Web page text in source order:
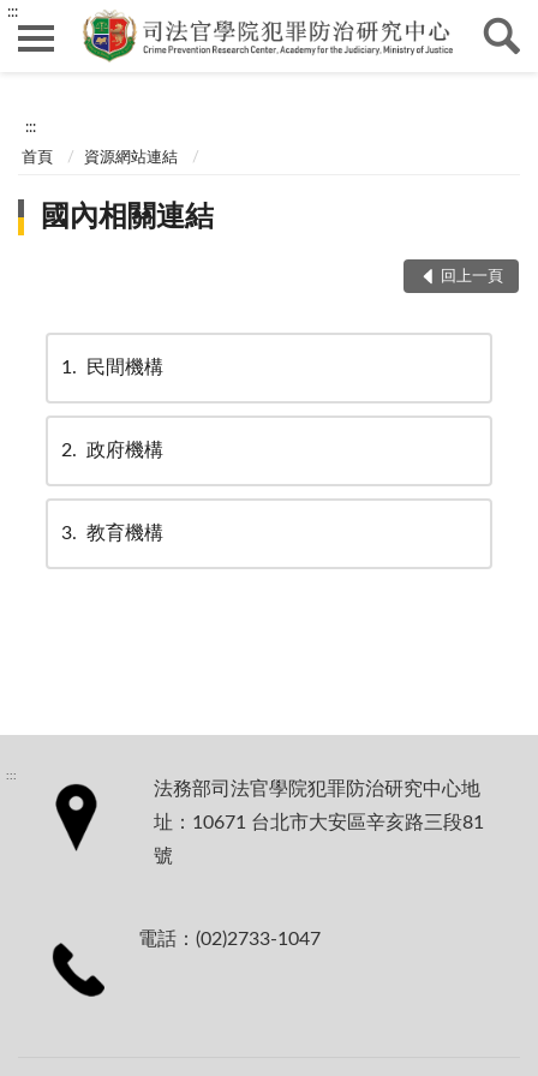
:::
:::
首頁 資源網站連結
國內相關連結
回上一頁
1 民間機構
2 政府機構
3 教育機構
:::
法務部司法官學院犯罪防治研究中心地
址：10671 台北市大安區辛亥路三段81
號
電話：(02)2733-1047